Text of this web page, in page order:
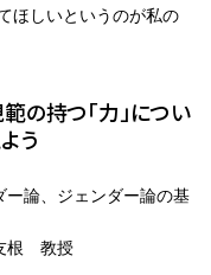
ほしいというのが私の
の持つ「力」につい
う
ー論、ジェンダー論の基
根 教授